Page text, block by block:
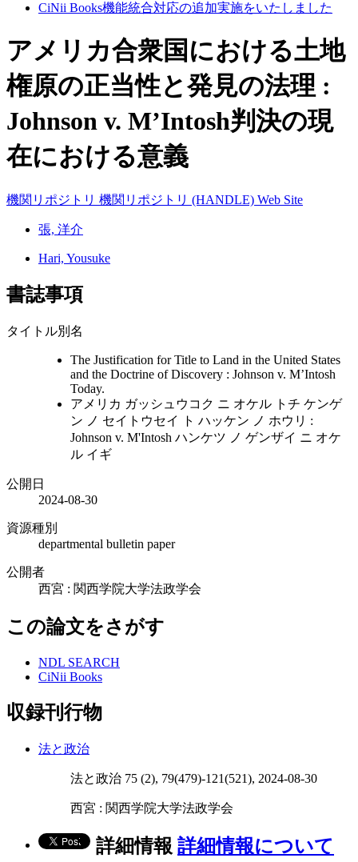
CiNii Books機能統合対応の追加実施をいたしました
アメリカ合衆国における土地
権原の正当性と発見の法理 :
Johnson v. M’Intosh判決の現
在における意義
機関リポジトリ 機関リポジトリ (HANDLE) Web Site
張, 洋介
Hari, Yousuke
書誌事項
タイトル別名
The Justification for Title to Land in the United States
and the Doctrine of Discovery : Johnson v. M’Intosh
Today.
アメリカ ガッシュウコク ニ オケル トチ ケンゲ
ン ノ セイトウセイ ト ハッケン ノ ホウリ :
Johnson v. M'Intosh ハンケツ ノ ゲンザイ ニ オケ
ル イギ
公開日
2024-08-30
資源種別
departmental bulletin paper
公開者
西宮 : 関西学院大学法政学会
この論文をさがす
NDL SEARCH
CiNii Books
収録刊行物
法と政治
法と政治 75 (2), 79(479)-121(521), 2024-08-30
西宮 : 関西学院大学法政学会
詳細情報 詳細情報について